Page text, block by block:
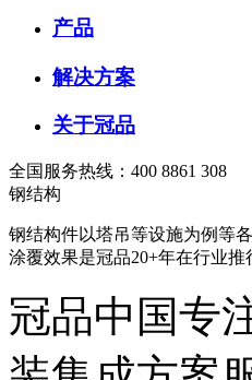
产品
解决方案
关于冠品
全国服务热线：400 8861 308
钢结构
钢结构件以塔吊等设施为例等
涂覆效果是冠品20+年在行业推
冠品中国专